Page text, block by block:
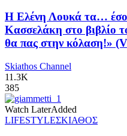
Η Ελένη Λουκά τα…
Κασσελάκη στο βιβλίο
θα πας στην κόλαση!»
Skiathos Channel
11.3K
385
Watch LaterAdded
LIFESTYLEΣΚΙΑΘΟΣ